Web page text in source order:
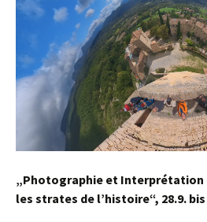
„Photographie et Interprétation
les strates de l’histoire“, 28.9. bis